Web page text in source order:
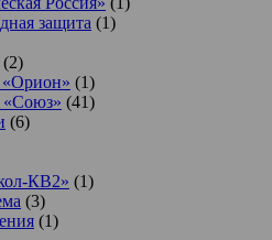
защита (1)
(2)
«Орион» (1)
«Союз» (41)
(6)
КВ2» (1)
(3)
(1)